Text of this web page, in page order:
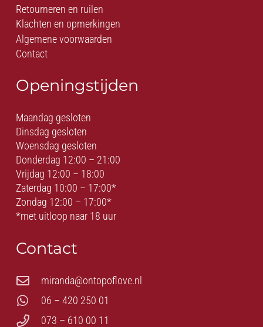
Retourneren en ruilen
Klachten en opmerkingen
Algemene voorwaarden
Contact
Openingstijden
Maandag gesloten
Dinsdag gesloten
Woensdag gesloten
Donderdag 12:00 – 21:00
Vrijdag 12:00 – 18:00
Zaterdag 10:00 – 17:00*
Zondag 12:00 – 17:00*
*met uitloop naar 18 uur
Contact
miranda@ontopoflove.nl
06 – 420 250 01
073 – 610 00 11